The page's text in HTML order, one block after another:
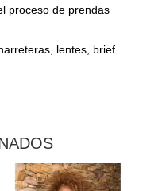
proceso de prendas
lentes, brief.